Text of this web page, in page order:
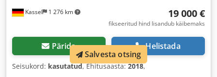
Kassel 1 276 km 19 000 €
fikseeritud hind lisandub käibemaks
Pärida Helistada
Seisukord: kasutatud, Ehitusaasta:2018,
Salvesta otsing